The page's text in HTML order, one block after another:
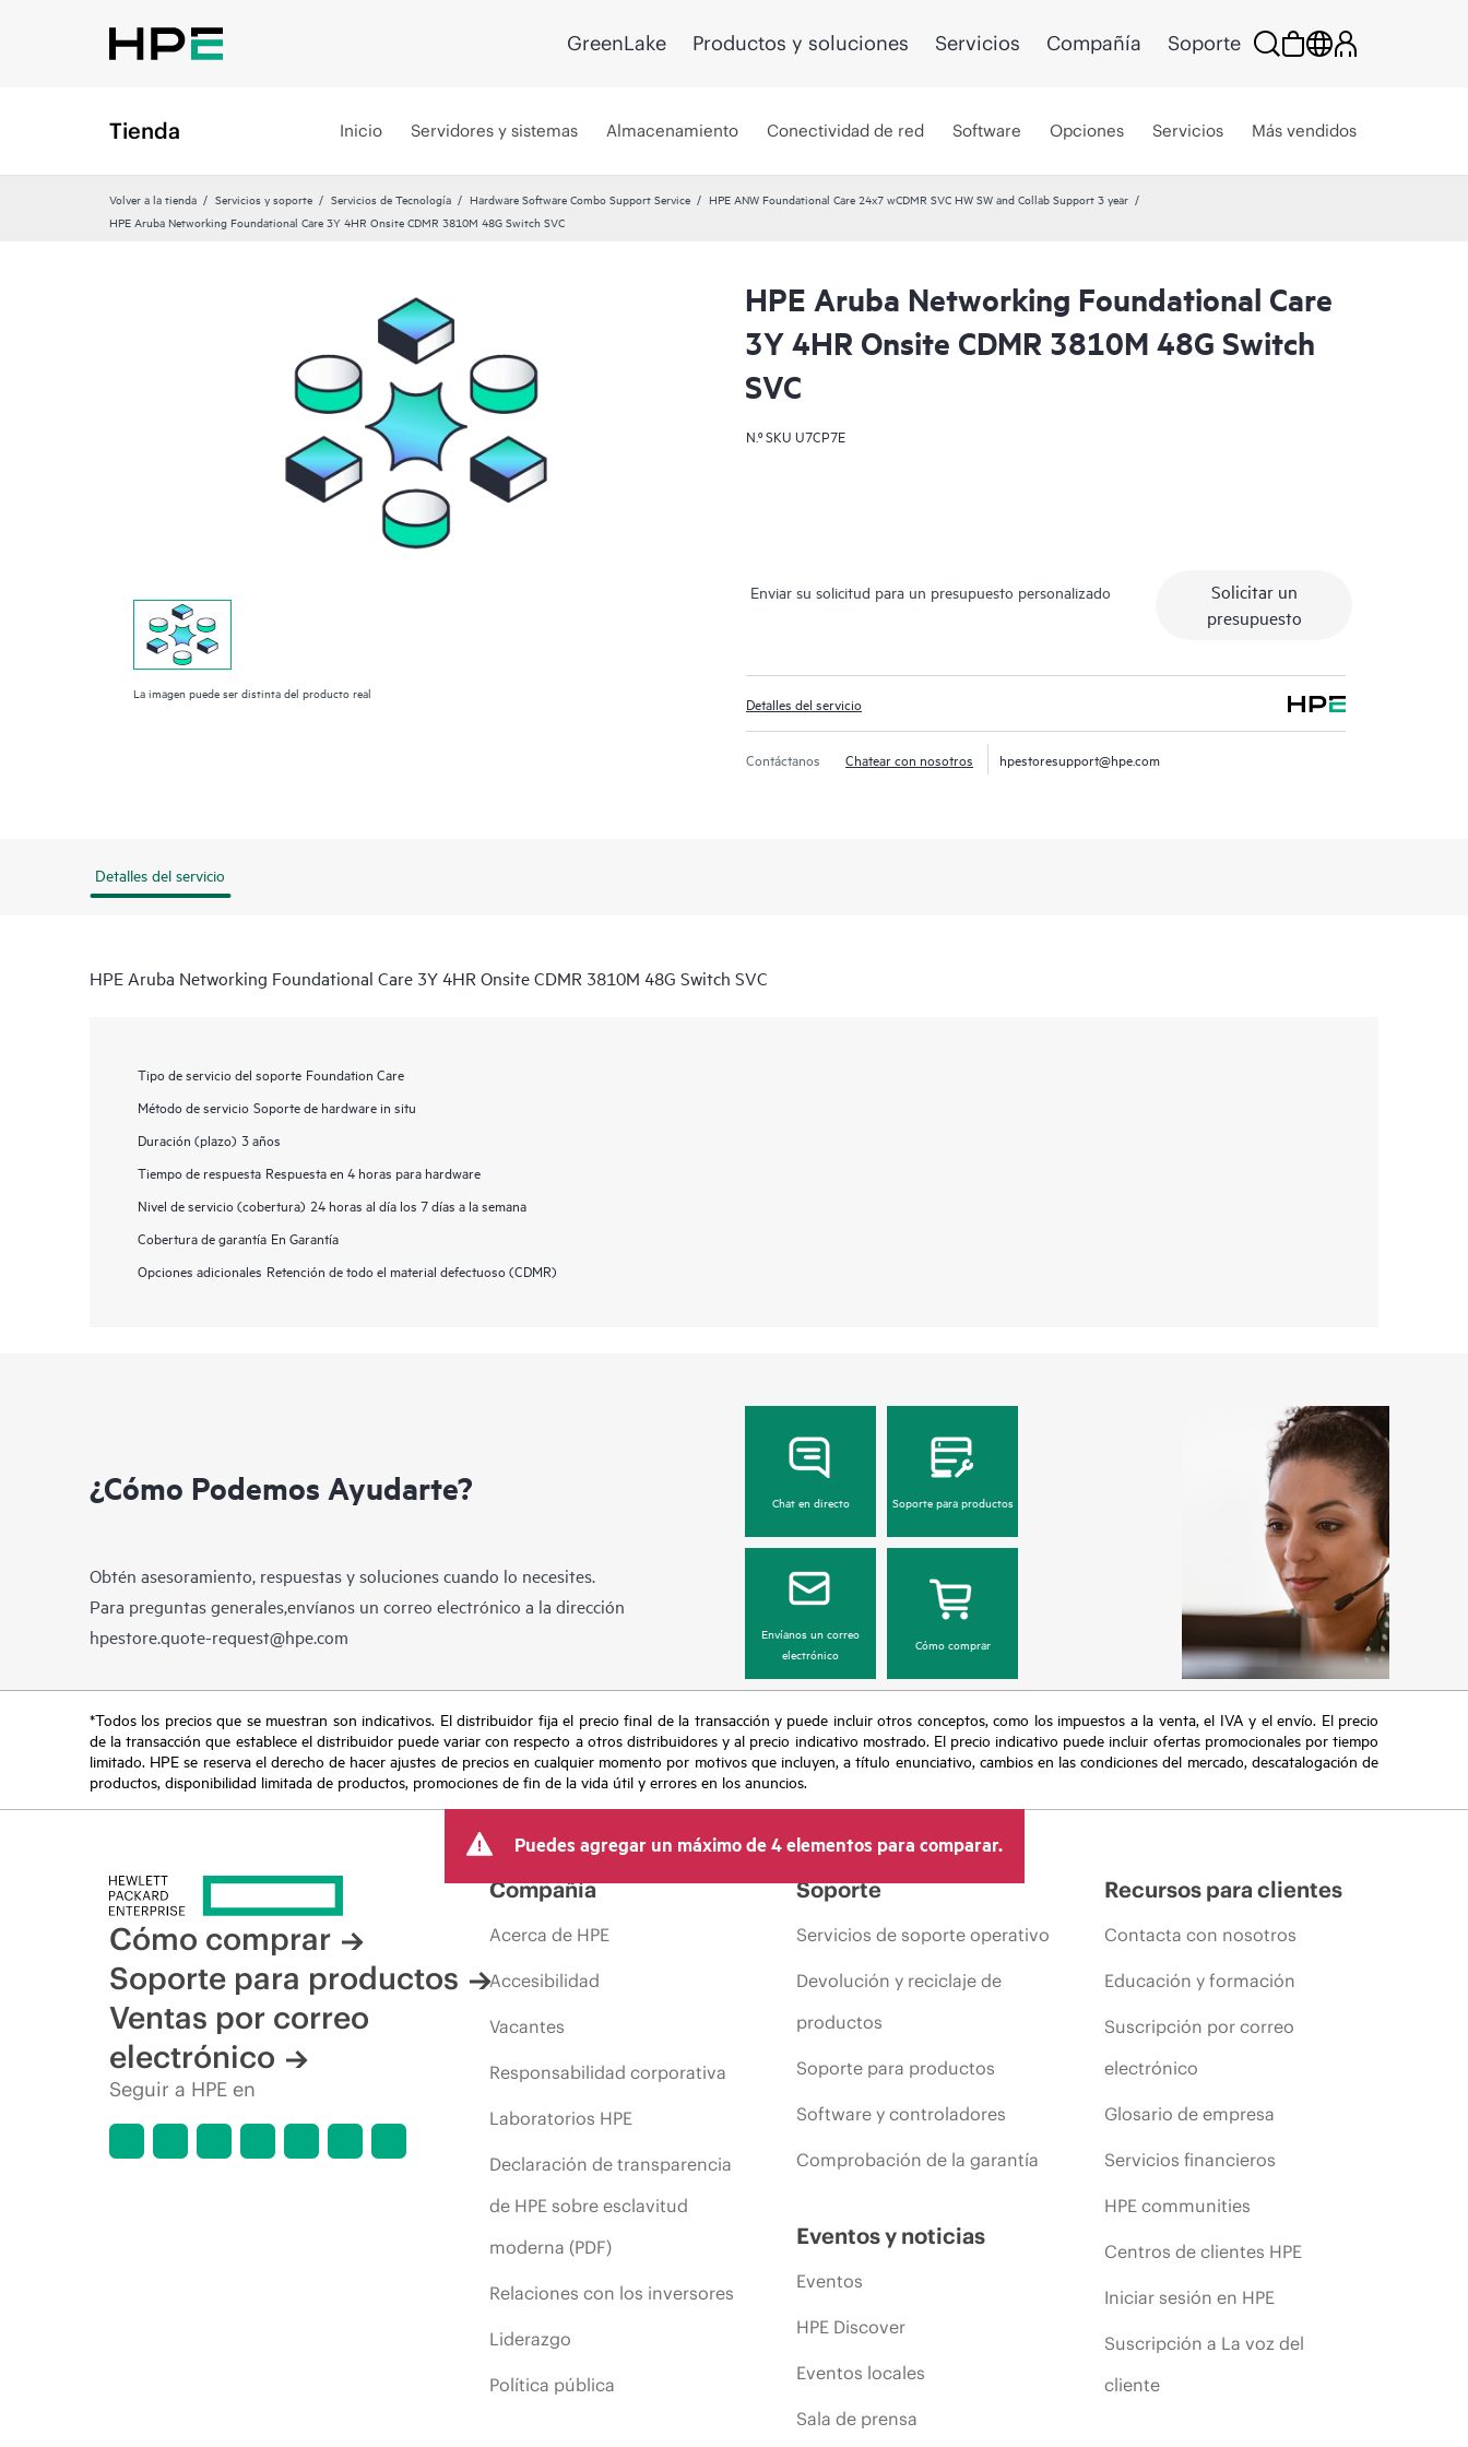
GreenLake Productos y soluciones Servicios Compañía Soporte
Tienda Inicio Servidores y sistemas Almacenamiento Conectividad de red Software Opciones Servicios Más vendidos
Volver a la tienda Servicios y soporte Servicios de Tecnología Hardware Software Combo Support Service
HPE ANW Foundational Care 24x7 wCDMR SVC HW SW and Collab Support 3 year
HPE Aruba Networking Foundational Care 3Y 4HR Onsite CDMR 3810M 48G Switch SVC
La imagen puede ser distinta del producto real
HPE Aruba Networking Foundational Care
3Y 4HR Onsite CDMR 3810M 48G Switch
SVC
N.º SKU U7CP7E
Enviar su solicitud para un presupuesto personalizado
Solicitar un
presupuesto
Detalles del servicio
Contáctanos Chatear con nosotros hpestoresupport@hpe.com
Detalles del servicio
HPE Aruba Networking Foundational Care 3Y 4HR Onsite CDMR 3810M 48G Switch SVC
Tipo de servicio del soporte Foundation Care
Método de servicio Soporte de hardware in situ
Duración (plazo) 3 años
Tiempo de respuesta Respuesta en 4 horas para hardware
Nivel de servicio (cobertura) 24 horas al día los 7 días a la semana
Cobertura de garantía En Garantía
Opciones adicionales Retención de todo el material defectuoso (CDMR)
¿Cómo Podemos Ayudarte?
Obtén asesoramiento, respuestas y soluciones cuando lo necesites.
Para preguntas generales,envíanos un correo electrónico a la dirección
hpestore.quote-request@hpe.com
Chat en directo Soporte para productos
Envíanos un correo
electrónico
Cómo comprar
*Todos los precios que se muestran son indicativos. El distribuidor fija el precio final de la transacción y puede incluir otros conceptos, como los impuestos a la venta, el IVA y el envío. El precio
de la transacción que establece el distribuidor puede variar con respecto a otros distribuidores y al precio indicativo mostrado. El precio indicativo puede incluir ofertas promocionales por tiempo
limitado. HPE se reserva el derecho de hacer ajustes de precios en cualquier momento por motivos que incluyen, a título enunciativo, cambios en las condiciones del mercado, descatalogación de
productos, disponibilidad limitada de productos, promociones de fin de la vida útil y errores en los anuncios.
Puedes agregar un máximo de 4 elementos para comparar.
Cómo comprar
Soporte para productos
Ventas por correo
electrónico
Seguir a HPE en
Compañía
Acerca de HPE
Accesibilidad
Vacantes
Responsabilidad corporativa
Laboratorios HPE
Declaración de transparencia
de HPE sobre esclavitud
moderna (PDF)
Relaciones con los inversores
Liderazgo
Política pública
Soporte
Servicios de soporte operativo
Devolución y reciclaje de
productos
Soporte para productos
Software y controladores
Comprobación de la garantía
Eventos y noticias
Eventos
HPE Discover
Eventos locales
Sala de prensa
Recursos para clientes
Contacta con nosotros
Educación y formación
Suscripción por correo
electrónico
Glosario de empresa
Servicios financieros
HPE communities
Centros de clientes HPE
Iniciar sesión en HPE
Suscripción a La voz del
cliente